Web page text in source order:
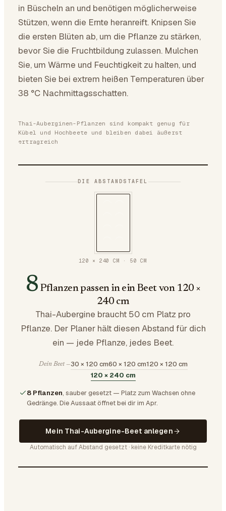
in Büscheln an und benötigen möglicherweise
Stützen, wenn die Ernte heranreift. Knipsen Sie
die ersten Blüten ab, um die Pflanze zu stärken,
bevor Sie die Fruchtbildung zulassen. Mulchen
Sie, um Wärme und Feuchtigkeit zu halten, und
bieten Sie bei extrem heißen Temperaturen über
38 °C Nachmittagsschatten.
Thai-Auberginen-Pflanzen sind kompakt genug für
Kübel und Hochbeete und bleiben dabei äußerst
ertragreich
DIE ABSTANDSTAFEL
120 × 240 CM · 50 CM
8 Pflanzen passen in ein Beet von 120 ×
240 cm
Thai-Aubergine braucht 50 cm Platz pro
Pflanze. Der Planer hält diesen Abstand für dich
ein — jede Pflanze, jedes Beet.
Dein Beet —30 × 120 cm60 × 120 cm120 × 120 cm
120 × 240 cm
8 Pflanzen, sauber gesetzt — Platz zum Wachsen ohne
Gedränge. Die Aussaat öffnet bei dir im Apr.
Mein Thai-Aubergine-Beet anlegen
Automatisch auf Abstand gesetzt · keine Kreditkarte nötig